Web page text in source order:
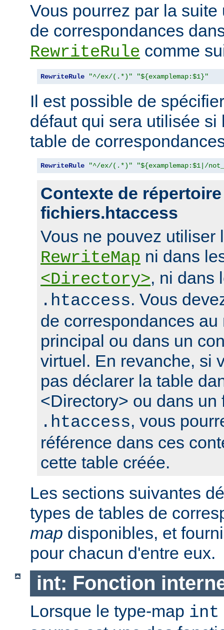
Vous pourrez par la
de correspondances
RewriteRule comme
RewriteRule "^/ex/(.*)" "${examplemap:$1}"
Il est possible de
défaut qui sera utilisée
table de
RewriteRule "^/ex/(.*)" "${examplemap:$1|/
Contexte de
fichiers.htaccess
Vous ne pouvez utiliser
RewriteMap ni dans
<Directory>, ni dans
.htaccess. Vous
de correspondances
principal ou dans un
virtuel. En revanche, si
pas déclarer la table
<Directory> ou dans un
.htaccess, vous
référence dans ces
cette table créée.
Les sections suivantes
types de tables de
map disponibles, et
pour chacun d'entre eux.
int: Fonction
Lorsque le type-map int